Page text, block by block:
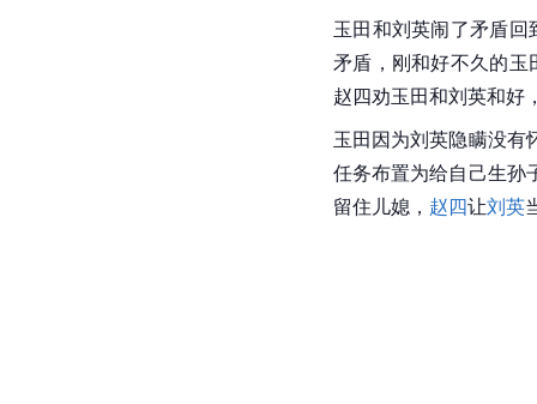
玉田和刘英闹了矛盾
矛盾，刚和好不久的玉
赵四劝玉田和刘英和好
玉田因为刘英隐瞒没有
任务布置为给自己生孙
留住儿媳， 赵四让刘英